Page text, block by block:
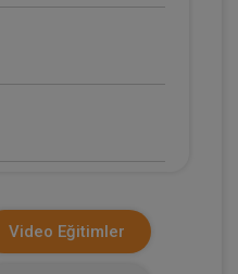
Video Eğitimler